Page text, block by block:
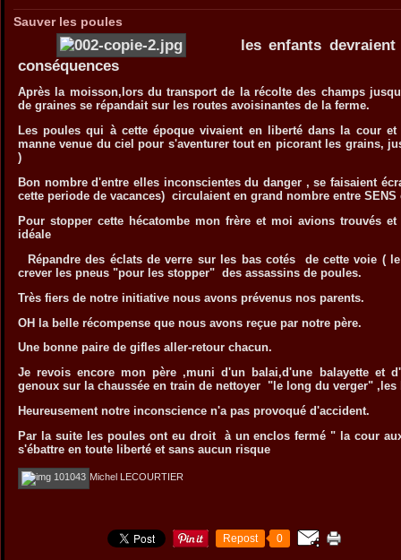
Sauver les poules
les enfants devraient
conséquences
Après la moisson,lors du transport de la récolte des champs
de graines se répandait sur les routes avoisinantes de la ferme.
Les poules qui à cette époque vivaient en liberté dans la cour
manne venue du ciel pour s'aventurer tout en picorant les grains,
)
Bon nombre d'entre elles inconscientes du danger , se faisaient
cette periode de vacances) circulaient en grand nombre entre
Pour stopper cette hécatombe mon frère et moi avions trouvés
idéale
Répandre des éclats de verre sur les bas cotés de cette voie (
crever les pneus "pour les stopper" des assassins de poules.
Très fiers de notre initiative nous avons prévenus nos parents.
OH la belle récompense que nous avons reçue par notre père.
Une bonne paire de gifles aller-retour chacun.
Je revois encore mon père ,muni d'un balai,d'une balayette et
genoux sur la chaussée en train de nettoyer "le long du verger" ,les
Heureusement notre inconscience n'a pas provoqué d'accident.
Par la suite les poules ont eu droit à un enclos fermé " la cour
s'ébattre en toute liberté et sans aucun risque
Michel LECOURTIER
Repost 0